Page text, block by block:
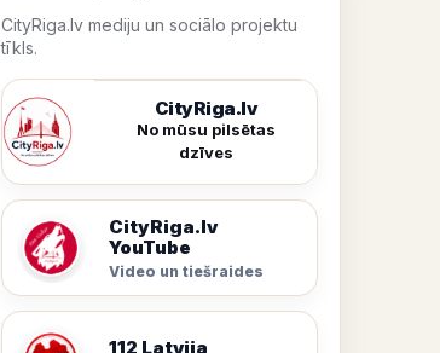
CityRiga.lv mediju un sociālo projektu
tīkls.
CityRiga.lv
No mūsu pilsētas
dzīves
CityRiga.lv
YouTube
Video un tiešraides
112 Latvija